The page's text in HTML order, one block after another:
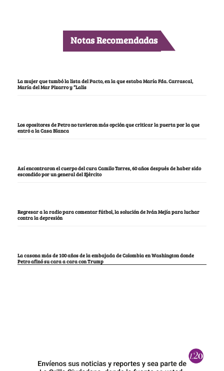
Notas Recomendadas
La mujer que tumbó la lista del Pacto, en la que estaba María Fda. Carrascal,
María del Mar Pizarro y “Lalis
Los opositores de Petro no tuvieron más opción que criticar la puerta por la que
entró a la Casa Blanca
Así encontraron el cuerpo del cura Camilo Torres, 60 años después de haber sido
escondido por un general del Ejército
Regresar a la radio para comentar fútbol, la solución de Iván Mejía para luchar
contra la depresión
La casona más de 100 años de la embajada de Colombia en Washington donde
Petro afinó su cara a cara con Trump